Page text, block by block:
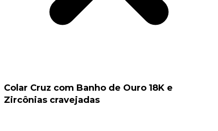
Colar Cruz com Banho de Ouro 18K e
Zircônias cravejadas